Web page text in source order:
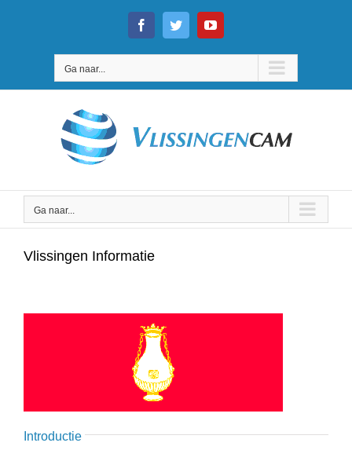
FacebookTwitterYouTube
Ga naar...
Ga naar...
Vlissingen Informatie
Introductie